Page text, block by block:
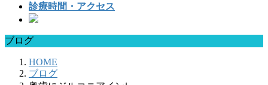
診療時間・アクセス
ブログ
HOME
ブログ